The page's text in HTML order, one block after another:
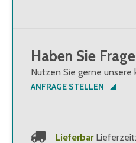
Haben Sie
Nutzen Sie gerne unsere
ANFRAGE STELLEN
Lieferbar